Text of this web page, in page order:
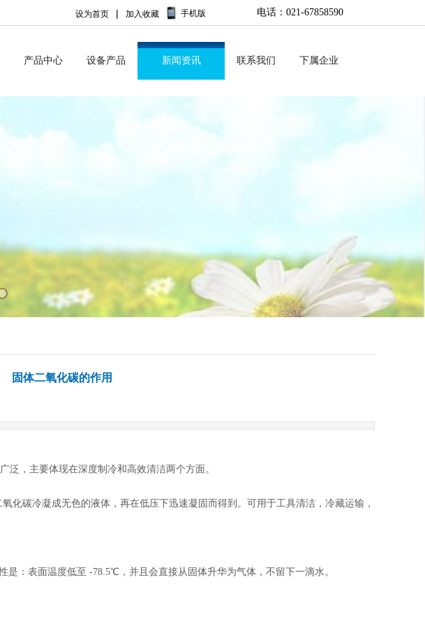
手机版 电话：021-67858590
设为首页 | 加入收藏
产品中心 设备产品 新闻资讯 联系我们 下属企业
固体二氧化碳的作用
，主要体现在深度制冷和高效清洁两个方面。
碳冷凝成无色的液体，再在低压下迅速凝固而得到。可用于工具清洁，冷藏运输，
：表面温度低至 -78.5℃，并且会直接从固体升华为气体，不留下一滴水。